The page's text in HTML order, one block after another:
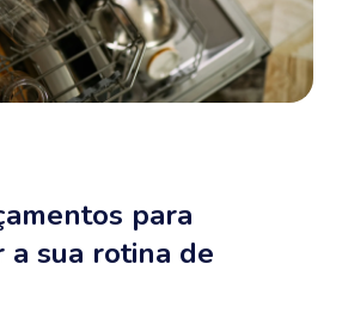
para
a sua rotina de